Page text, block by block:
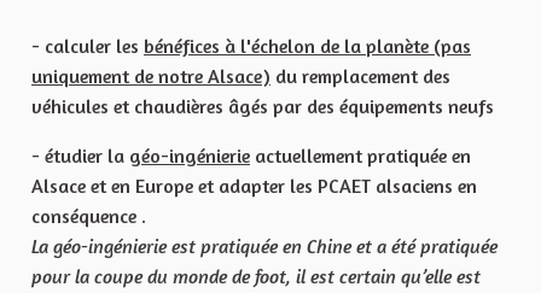
- calculer les bénéfices à l'échelon de la planète (pas
uniquement de notre Alsace) du remplacement des
véhicules et chaudières âgés par des équipements neufs
- étudier la géo-ingénierie actuellement pratiquée en
Alsace et en Europe et adapter les PCAET alsaciens en
conséquence .
La géo-ingénierie est pratiquée en Chine et a été pratiquée
pour la coupe du monde de foot, il est certain qu’elle est